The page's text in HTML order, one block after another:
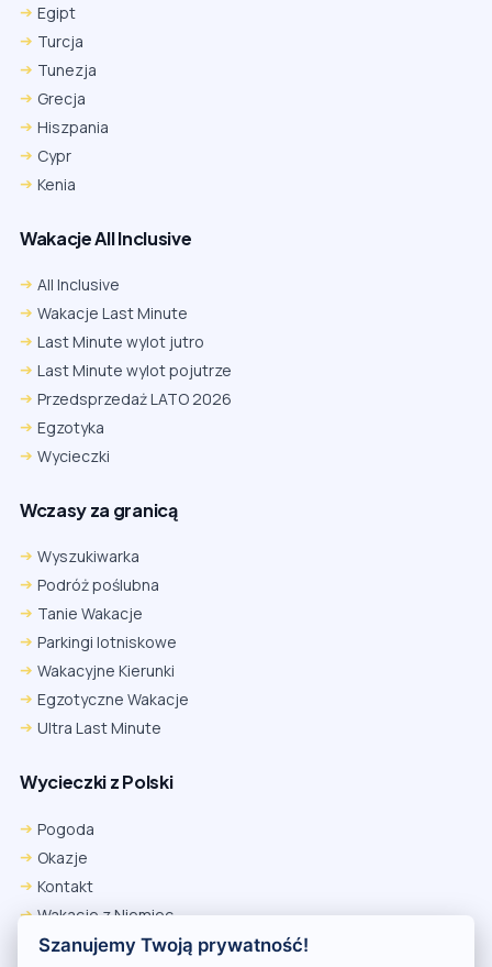
Egipt
Turcja
Tunezja
Grecja
Hiszpania
Cypr
Kenia
Wakacje All Inclusive
All Inclusive
Wakacje Last Minute
Last Minute wylot jutro
Last Minute wylot pojutrze
Przedsprzedaż LATO 2026
Egzotyka
Wycieczki
Wczasy za granicą
Wyszukiwarka
Podróż poślubna
Tanie Wakacje
Parkingi lotniskowe
Wakacyjne Kierunki
Egzotyczne Wakacje
Ultra Last Minute
Wycieczki z Polski
Pogoda
Okazje
Kontakt
Wakacje z Niemiec
Polityka Prywatności
Firefox
Ustawienia → Prywatność i bezpieczeństwo → Pliki cookie innych
firm → ustaw „Zezwalaj”.
Na czas rezerwacji nie blokuj cookies i śledzenia dla tej witryny.
Szanujemy Twoją prywatność!